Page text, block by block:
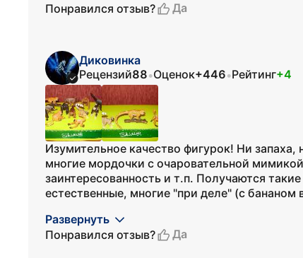
Понравился отзыв?
Да
Диковинка
Рецензий88•Оценок+446•Рейтинг+4
Изумительное качество фигурок! Ни запаха,
многие мордочки с очаровательной
заинтересованность и т.п. Получаются
естественные, многие "при деле" (с
Развернуть
Понравился отзыв?
Да